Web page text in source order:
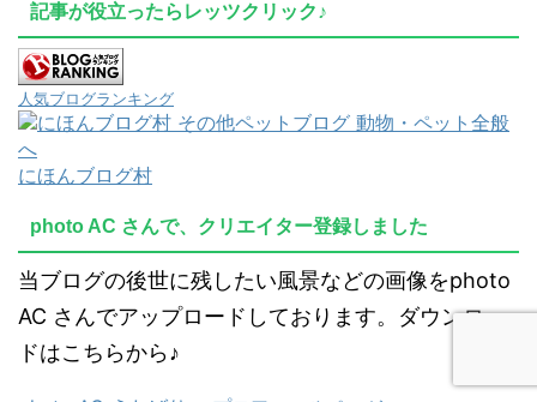
記事が役立ったらレッツクリック♪
人気ブログランキング
にほんブログ村
photo AC さんで、クリエイター登録しました
当ブログの後世に残したい風景などの画像をphoto
AC さんでアップロードしております。ダウンロー
ドはこちらから♪